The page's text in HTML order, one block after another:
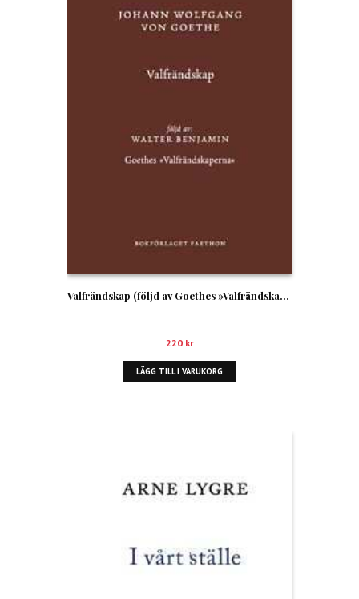
Valfrändskap (följd av Goethes »Valfrändskaperna«)
220 kr
LÄGG TILL I VARUKORG